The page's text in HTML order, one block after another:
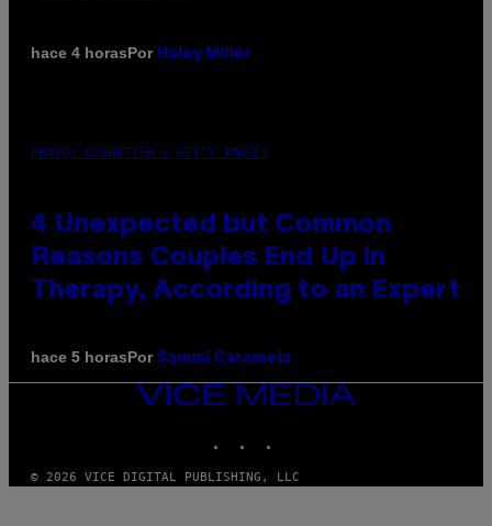
hace 4 horasPor Haley Miller
PHOTO: GCSHUTTER / GETTY IMAGES
4 Unexpected but Common
Reasons Couples End Up in
Therapy, According to an Expert
hace 5 horasPor Sammi Caramela
VICE
MEDIA
© 2026 VICE DIGITAL PUBLISHING, LLC